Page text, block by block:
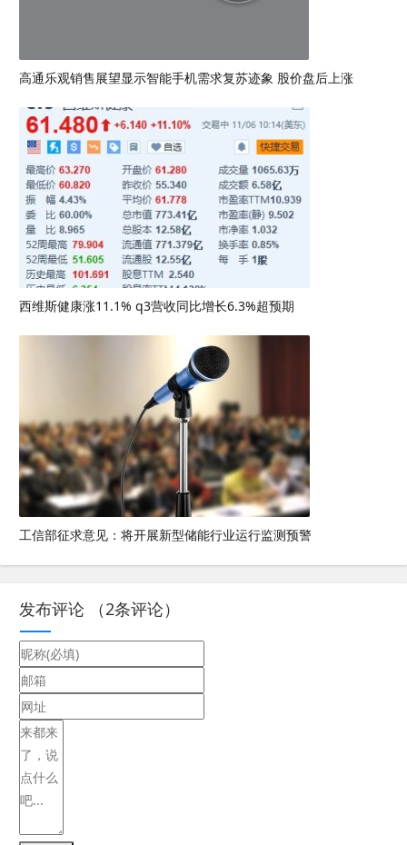
高通乐观销售展望显示智能手机需求复苏迹象 股价盘后上涨
西维斯健康涨11.1% q3营收同比增长6.3%超预期
工信部征求意见：将开展新型储能行业运行监测预警
发布评论 （2条评论）